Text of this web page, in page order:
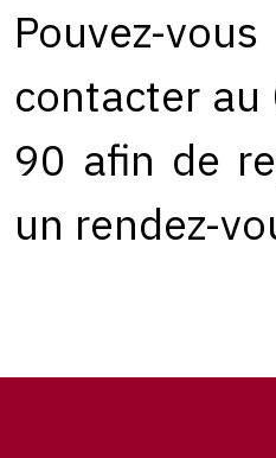
Pouvez-
contacter
90 afin de
un rendez-